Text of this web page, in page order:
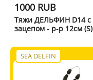
1000 RUB
Тяжи ДЕЛЬФИН D14 с
зацепом - р-р 12см (S)
SEA DELFIN